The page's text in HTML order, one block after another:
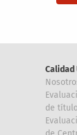
de